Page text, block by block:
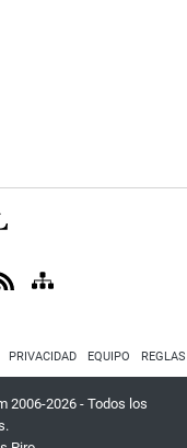
PRIVACIDAD EQUIPO
2006-2026 - Todos los